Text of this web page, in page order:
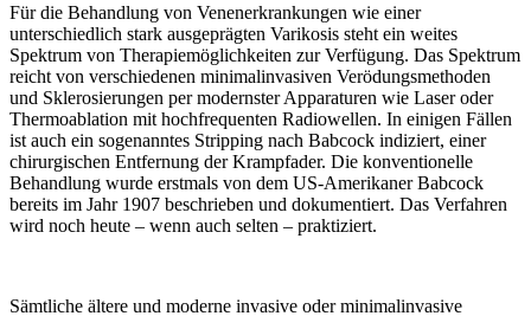
Für die Behandlung von Venenerkrankungen wie einer
unterschiedlich stark ausgeprägten Varikosis steht ein weites
Spektrum von Therapiemöglichkeiten zur Verfügung. Das Spektrum
reicht von verschiedenen minimalinvasiven Verödungsmethoden
und Sklerosierungen per modernster Apparaturen wie Laser oder
Thermoablation mit hochfrequenten Radiowellen. In einigen Fällen
ist auch ein sogenanntes Stripping nach Babcock indiziert, einer
chirurgischen Entfernung der Krampfader. Die konventionelle
Behandlung wurde erstmals von dem US-Amerikaner Babcock
bereits im Jahr 1907 beschrieben und dokumentiert. Das Verfahren
wird noch heute – wenn auch selten – praktiziert.
Sämtliche ältere und moderne invasive oder minimalinvasive